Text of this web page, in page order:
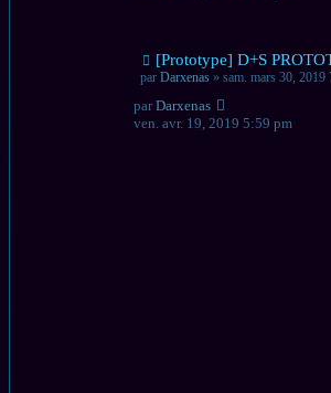
Nouveau
message
[Prototype] D+S
par Darxenas » sam. mars 30, 2019
parDarxenas
ven. avr. 19, 2019 5:59 pm